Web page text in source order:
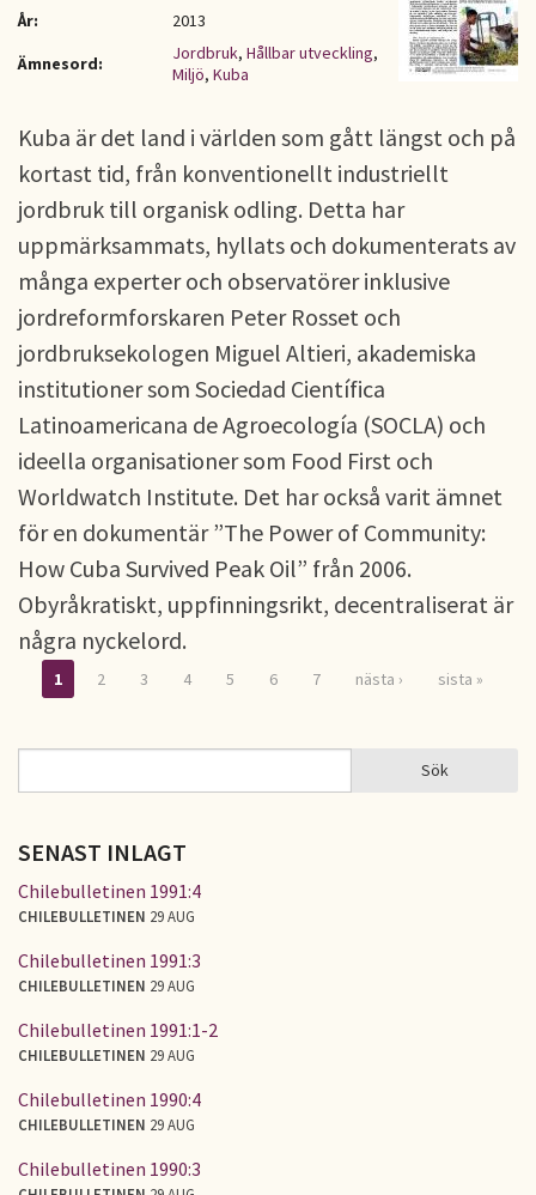
År:
2013
Ämnesord:
Jordbruk, Hållbar utveckling,
Miljö, Kuba
Kuba är det land i världen som gått längst och på
kortast tid, från konventionellt industriellt
jordbruk till organisk odling. Detta har
uppmärksammats, hyllats och dokumenterats av
många experter och observatörer inklusive
jordreformforskaren Peter Rosset och
jordbruksekologen Miguel Altieri, akademiska
institutioner som Sociedad Científica
Latinoamericana de Agroecología (SOCLA) och
ideella organisationer som Food First och
Worldwatch Institute. Det har också varit ämnet
för en dokumentär ”The Power of Community:
How Cuba Survived Peak Oil” från 2006.
Obyråkratiskt, uppfinningsrikt, decentraliserat är
några nyckelord.
Sidor
1 2 3 4 5 6 7 nästa › sista »
SÖKFORMULÄR Sök
SENAST INLAGT
Chilebulletinen 1991:4
CHILEBULLETINEN 29 AUG
Chilebulletinen 1991:3
CHILEBULLETINEN 29 AUG
Chilebulletinen 1991:1-2
CHILEBULLETINEN 29 AUG
Chilebulletinen 1990:4
CHILEBULLETINEN 29 AUG
Chilebulletinen 1990:3